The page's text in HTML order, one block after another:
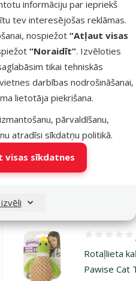
informāciju par iepriekš
tev interesējošas reklāmas.
nospiežot “Atļaut visas
“Noraidīt”. Izvēloties
tikai tehniskās
darbības nodrošināšanai,
lietotāja piekrišana.
pārvaldīšanu,
atradīsi sīkdatņu politikā.
visas sīkdatnes
Noliktavā
Rotaļlieta
kaķiem –
Pawise Cat
Toy, Owl
Atsauksmes
Oriģinālā
1,99 €
Cena
1,49 €
Rotaļlieta
Pawise Cat